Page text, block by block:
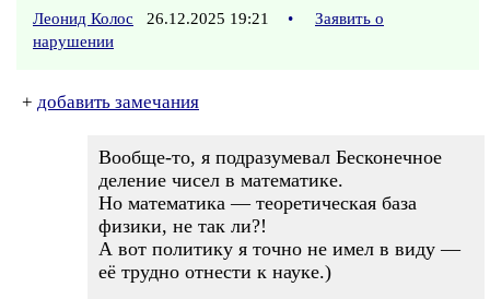
Леонид Колос 26.12.2025 19:21 •
Заявить о
нарушении
+ добавить замечания
Вообще-то, я подразумевал Бесконечное
деление чисел в математике.
Но математика — теоретическая база
физики, не так ли?!
А вот политику я точно не имел в виду —
её трудно отнести к науке.)